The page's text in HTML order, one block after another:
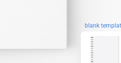
blank